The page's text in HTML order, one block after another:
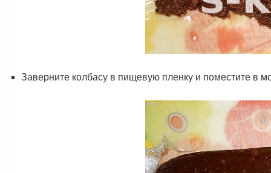
Заверните колбасу в пищевую пленку и поместите в